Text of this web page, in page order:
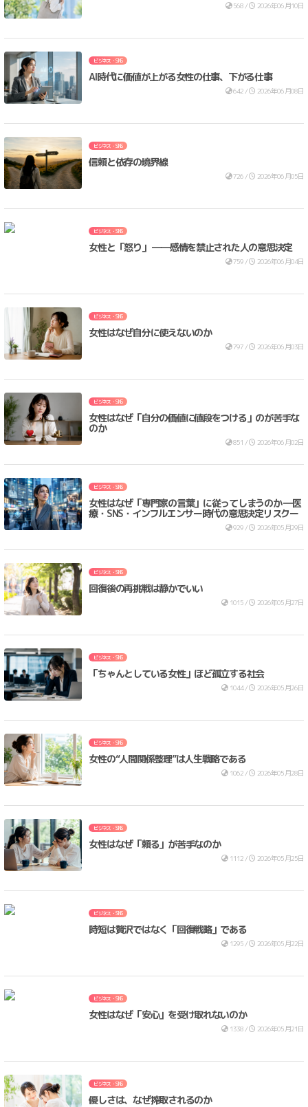
568 / 2026年06月10日
ビジネス・SNS
AI時代に価値が上がる女性の仕事、下がる仕事
642 / 2026年06月08日
ビジネス・SNS
信頼と依存の境界線
726 / 2026年06月05日
ビジネス・SNS
女性と「怒り」 ――感情を禁止された人の意思決定
759 / 2026年06月04日
ビジネス・SNS
女性はなぜ自分に使えないのか
797 / 2026年06月03日
ビジネス・SNS
女性はなぜ「自分の価値に値段をつける」のが苦手な
のか
851 / 2026年06月02日
ビジネス・SNS
女性はなぜ「専門家の言葉」に従ってしまうのか ―医
療・SNS・インフルエンサー時代の意思決定リスクー
929 / 2026年05月29日
ビジネス・SNS
回復後の再挑戦は静かでいい
1015 / 2026年05月27日
ビジネス・SNS
「ちゃんとしている女性」ほど孤立する社会
1044 / 2026年05月26日
ビジネス・SNS
女性の“人間関係整理”は人生戦略である
1062 / 2026年05月28日
ビジネス・SNS
女性はなぜ「頼る」が苦手なのか
1112 / 2026年05月25日
ビジネス・SNS
時短は贅沢ではなく「回復戦略」である
1295 / 2026年05月22日
ビジネス・SNS
女性はなぜ「安心」を受け取れないのか
1338 / 2026年05月21日
ビジネス・SNS
優しさは、なぜ搾取されるのか